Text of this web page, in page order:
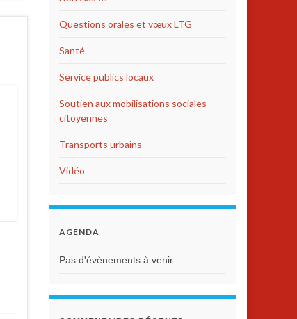
Questions orales et vœux LTG
Santé
Service publics locaux
Soutien aux mobilisations sociales-
citoyennes
Transports urbains
Vidéo
AGENDA
Pas d'évènements à venir